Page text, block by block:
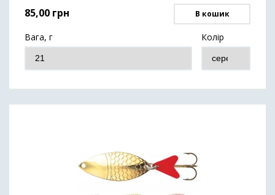
85,00 грн В кошик
Вага, г Колір